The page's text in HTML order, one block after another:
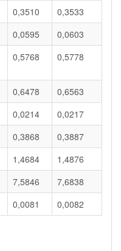
0,3510
0,3533
0,0595
0,0603
0,5768 0,5778
0,6478
0,6563
0,0214
0,0217
0,3868
0,3887
1,4684
1,4876
7,5846
7,6838
0,0081 0,0082